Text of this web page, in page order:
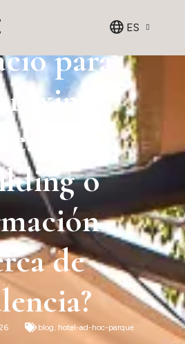
ES
para
Team
o
de
blog, hotel-ad-hoc-parque